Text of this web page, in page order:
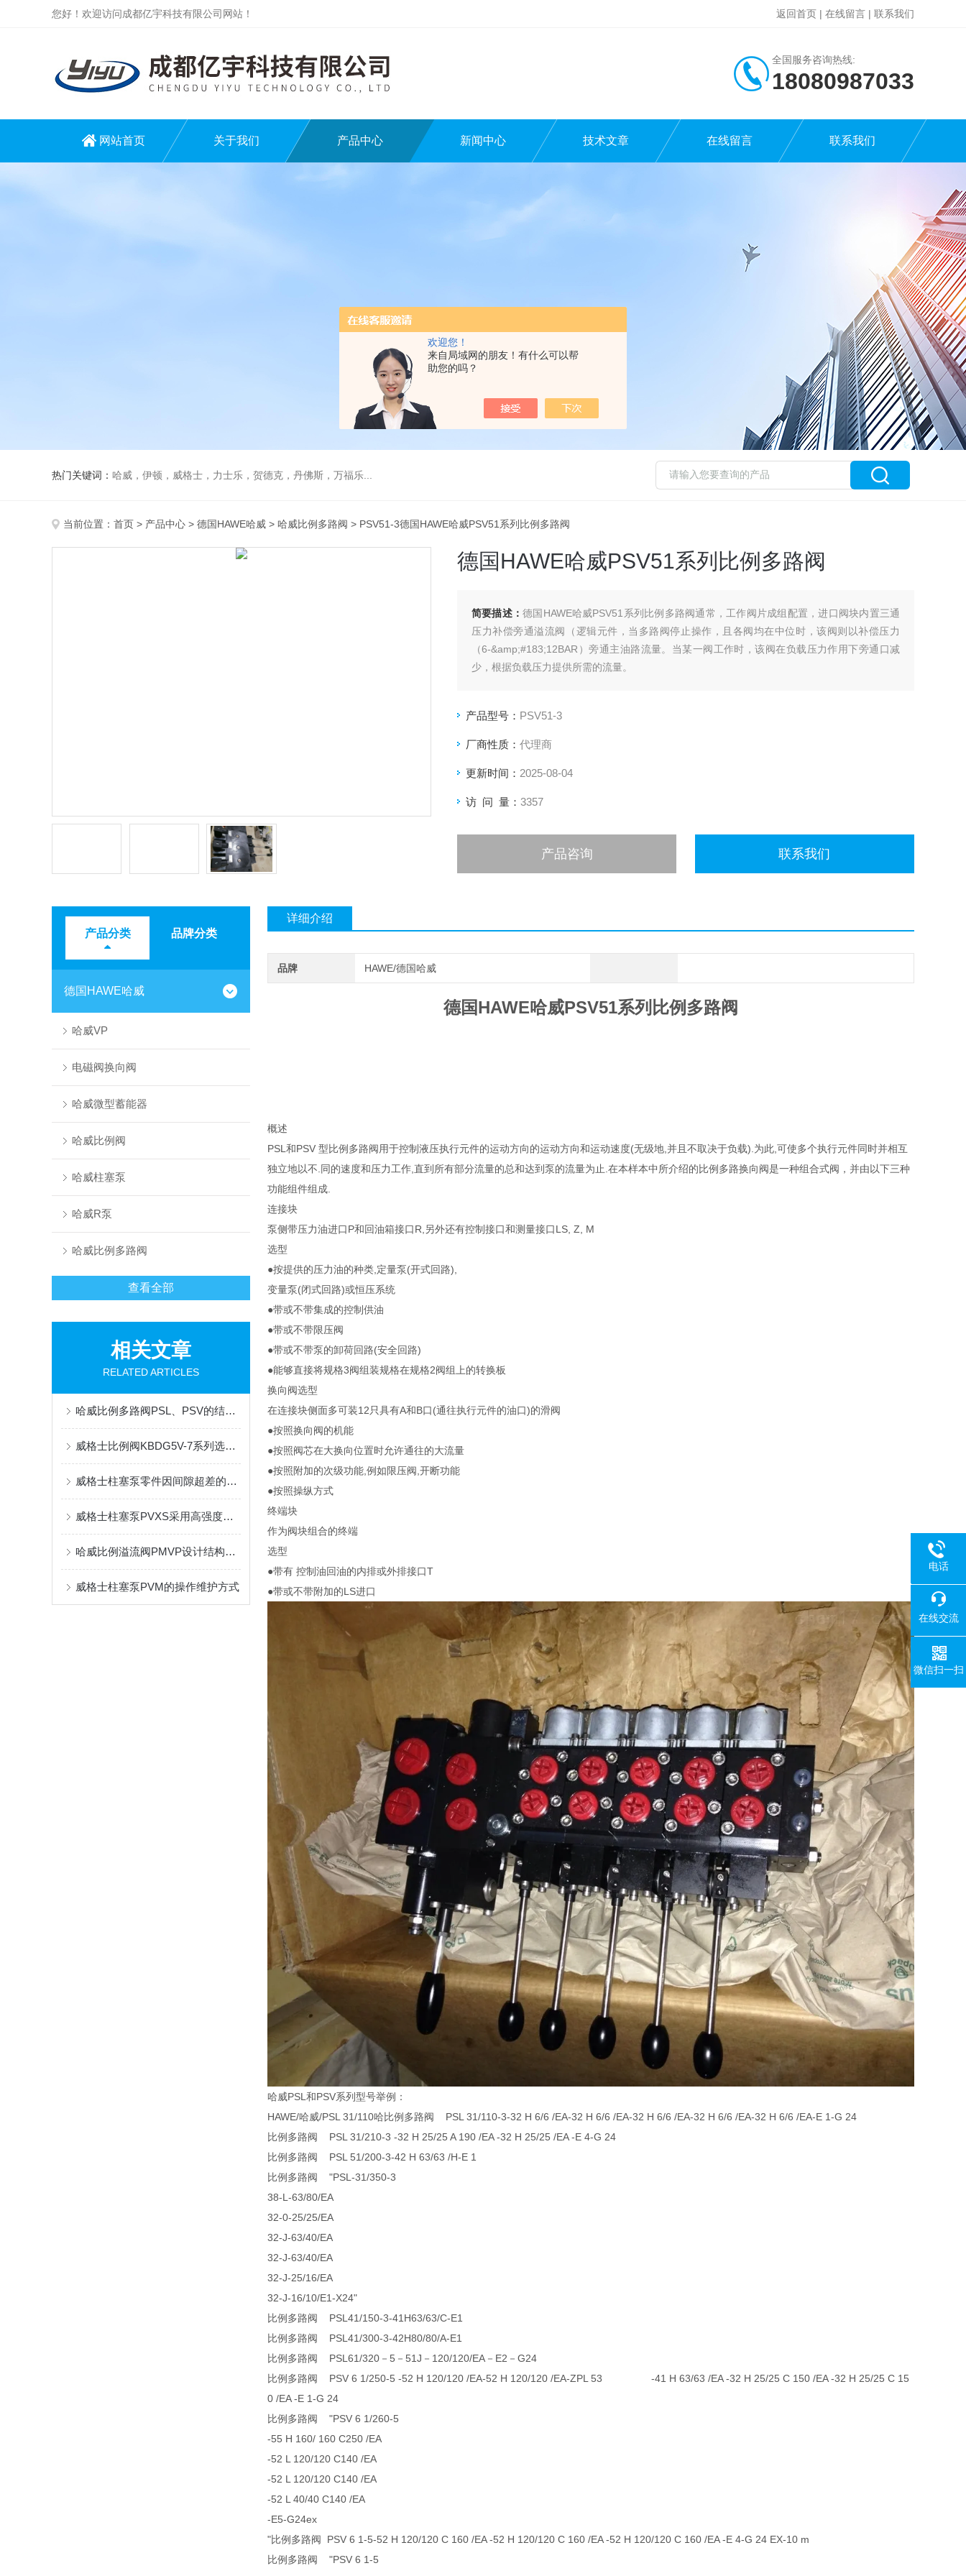
欢迎您！
来自局域网的朋友！有什么可以帮
助您的吗？
您好！欢迎访问成都亿宇科技有限公司网站！ 返回首页 | 在线留言 | 联系我们
全国服务咨询热线:
18080987033
网站首页 关于我们 产品中心 新闻中心 技术文章 在线留言 联系我们
热门关键词： 哈威，伊顿，威格士，力士乐，贺德克，丹佛斯，万福乐...
当前位置： 首页 > 产品中心 > 德国HAWE哈威 > 哈威比例多路阀 > PSV51-3德国HAWE哈威PSV51系列比例多路阀
德国HAWE哈威PSV51系列比例多路阀
简要描述：德国HAWE哈威PSV51系列比例多路阀通常，工作阀片成组配置，进口阀块内置三通
压力补偿旁通溢流阀（逻辑元件，当多路阀停止操作，且各阀均在中位时，该阀则以补偿压力
（6-&amp;#183;12BAR）旁通主油路流量。当某一阀工作时，该阀在负载压力作用下旁通口减
少，根据负载压力提供所需的流量。
产品型号： PSV51-3
厂商性质： 代理商
更新时间： 2025-08-04
访 问 量： 3357
产品咨询 联系我们
产品分类 品牌分类
德国HAWE哈威
哈威VP
电磁阀换向阀
哈威微型蓄能器
哈威比例阀
哈威柱塞泵
哈威R泵
哈威比例多路阀
查看全部
相关文章
RELATED ARTICLES
哈威比例多路阀PSL、PSV的结构是怎样的呢
威格士比例阀KBDG5V-7系列选型参考
威格士柱塞泵零件因间隙超差的解决方法
威格士柱塞泵PVXS采用高强度材料和先进的密封技术
哈威比例溢流阀PMVP设计结构简单，更容易维护和安装
威格士柱塞泵PVM的操作维护方式
详细介绍
品牌 HAWE/德国哈威
德国HAWE哈威PSV51系列比例多路阀
概述
PSL和PSV 型比例多路阀用于控制液压执行元件的运动方向的运动方向和运动速度(无级地,并且不取决于负载).为此,可使多个执行元件同时并相互
独立地以不.同的速度和压力工作,直到所有部分流量的总和达到泵的流量为止.在本样本中所介绍的比例多路换向阀是一种组合式阀，并由以下三种
功能组件组成.
连接块
泵侧带压力油进口P和回油箱接口R,另外还有控制接口和测量接口LS, Z, M
选型
●按提供的压力油的种类,定量泵(开式回路),
变量泵(闭式回路)或恒压系统
●带或不带集成的控制供油
●带或不带限压阀
●带或不带泵的卸荷回路(安全回路)
●能够直接将规格3阀组装规格在规格2阀组上的转换板
换向阀选型
在连接块侧面多可装12只具有A和B口(通往执行元件的油口)的滑阀
●按照换向阀的机能
●按照阀芯在大换向位置时允许通往的大流量
●按照附加的次级功能,例如限压阀,开断功能
●按照操纵方式
终端块
作为阀块组合的终端
选型
●带有 控制油回油的内排或外排接口T
●带或不带附加的LS进口
哈威PSL和PSV系列型号举例：
HAWE/哈威/PSL 31/110哈比例多路阀 PSL 31/110-3-32 H 6/6 /EA-32 H 6/6 /EA-32 H 6/6 /EA-32 H 6/6 /EA-32 H 6/6 /EA-E 1-G 24
比例多路阀 PSL 31/210-3 -32 H 25/25 A 190 /EA -32 H 25/25 /EA -E 4-G 24
比例多路阀 PSL 51/200-3-42 H 63/63 /H-E 1
比例多路阀 "PSL-31/350-3
38-L-63/80/EA
32-0-25/25/EA
32-J-63/40/EA
32-J-63/40/EA
32-J-25/16/EA
32-J-16/10/E1-X24"
比例多路阀 PSL41/150-3-41H63/63/C-E1
比例多路阀 PSL41/300-3-42H80/80/A-E1
比例多路阀 PSL61/320－5－51J－120/120/EA－E2－G24
比例多路阀 PSV 6 1/250-5 -52 H 120/120 /EA-52 H 120/120 /EA-ZPL 53 -41 H 63/63 /EA -32 H 25/25 C 150 /EA -32 H 25/25 C 15
0 /EA -E 1-G 24
比例多路阀 "PSV 6 1/260-5
-55 H 160/ 160 C250 /EA
-52 L 120/120 C140 /EA
-52 L 120/120 C140 /EA
-52 L 40/40 C140 /EA
-E5-G24ex
"比例多路阀 PSV 6 1-5-52 H 120/120 C 160 /EA -52 H 120/120 C 160 /EA -52 H 120/120 C 160 /EA -E 4-G 24 EX-10 m
比例多路阀 "PSV 6 1-5
电话
在线交流
微信扫一扫